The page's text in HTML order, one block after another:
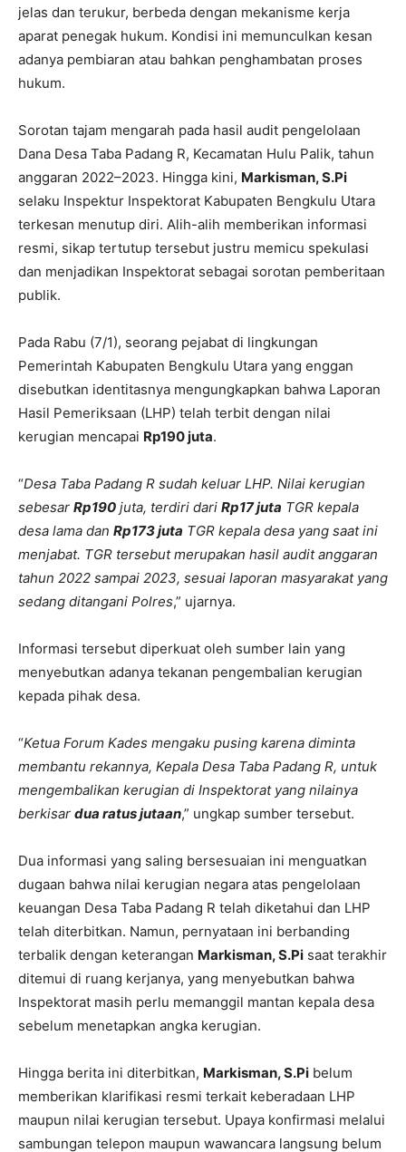
jelas dan terukur, berbeda dengan mekanisme kerja
aparat penegak hukum. Kondisi ini memunculkan kesan
adanya pembiaran atau bahkan penghambatan proses
hukum.
Sorotan tajam mengarah pada hasil audit pengelolaan
Dana Desa Taba Padang R, Kecamatan Hulu Palik, tahun
anggaran 2022–2023. Hingga kini, Markisman, S.Pi
selaku Inspektur Inspektorat Kabupaten Bengkulu Utara
terkesan menutup diri. Alih-alih memberikan informasi
resmi, sikap tertutup tersebut justru memicu spekulasi
dan menjadikan Inspektorat sebagai sorotan pemberitaan
publik.
Pada Rabu (7/1), seorang pejabat di lingkungan
Pemerintah Kabupaten Bengkulu Utara yang enggan
disebutkan identitasnya mengungkapkan bahwa Laporan
Hasil Pemeriksaan (LHP) telah terbit dengan nilai
kerugian mencapai Rp190 juta.
“Desa Taba Padang R sudah keluar LHP. Nilai kerugian
sebesar Rp190 juta, terdiri dari Rp17 juta TGR kepala
desa lama dan Rp173 juta TGR kepala desa yang saat ini
menjabat. TGR tersebut merupakan hasil audit anggaran
tahun 2022 sampai 2023, sesuai laporan masyarakat yang
sedang ditangani Polres,” ujarnya.
Informasi tersebut diperkuat oleh sumber lain yang
menyebutkan adanya tekanan pengembalian kerugian
kepada pihak desa.
“Ketua Forum Kades mengaku pusing karena diminta
membantu rekannya, Kepala Desa Taba Padang R, untuk
mengembalikan kerugian di Inspektorat yang nilainya
berkisar dua ratus jutaan,” ungkap sumber tersebut.
Dua informasi yang saling bersesuaian ini menguatkan
dugaan bahwa nilai kerugian negara atas pengelolaan
keuangan Desa Taba Padang R telah diketahui dan LHP
telah diterbitkan. Namun, pernyataan ini berbanding
terbalik dengan keterangan Markisman, S.Pi saat terakhir
ditemui di ruang kerjanya, yang menyebutkan bahwa
Inspektorat masih perlu memanggil mantan kepala desa
sebelum menetapkan angka kerugian.
Hingga berita ini diterbitkan, Markisman, S.Pi belum
memberikan klarifikasi resmi terkait keberadaan LHP
maupun nilai kerugian tersebut. Upaya konfirmasi melalui
sambungan telepon maupun wawancara langsung belum